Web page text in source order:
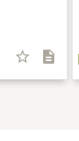
star_border description